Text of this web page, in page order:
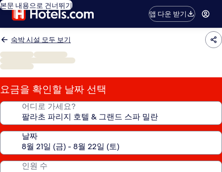
본문 내용으로 건너뛰기
앱 다운 받기
숙박 시설 모두 보기
요금을 확인할 날짜 선택
어디로 가세요?
날짜
인원 수